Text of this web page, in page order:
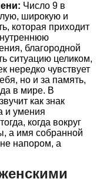
Число 9 в
широкую и
которая приходит
благородной
ситуацию целиком,
нередко чувствует
но и за память,
в мире. В
как знак
и умения
когда вокруг
а имя собранной
напором, а